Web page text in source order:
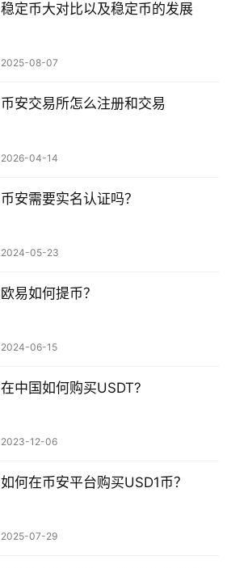
稳定币大对比以及稳定币的发展
2025-08-07
币安交易所怎么注册和交易
2026-04-14
币安需要实名认证吗？
2024-05-23
欧易如何提币？
2024-06-15
在中国如何购买USDT?
2023-12-06
如何在币安平台购买USD1币？
2025-07-29